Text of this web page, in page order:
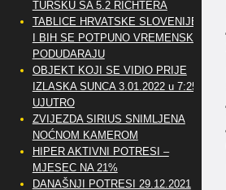
TURSKU SA 5.2 RICHTERA
TABLICE HRVATSKE SLOVENIJE
I BIH SE POTPUNO VREMENSKI
PODUDARAJU
OBJEKT KOJI SE VIDIO PRIJE
IZLASKA SUNCA 3.01.2022 u 7:25
UJUTRO
ZVIJEZDA SIRIUS SNIMLJENA
NOĆNOM KAMEROM
HIPER AKTIVNI POTRESI –
MJESEC NA 21%
DANAŠNJI POTRESI 29.12.2021